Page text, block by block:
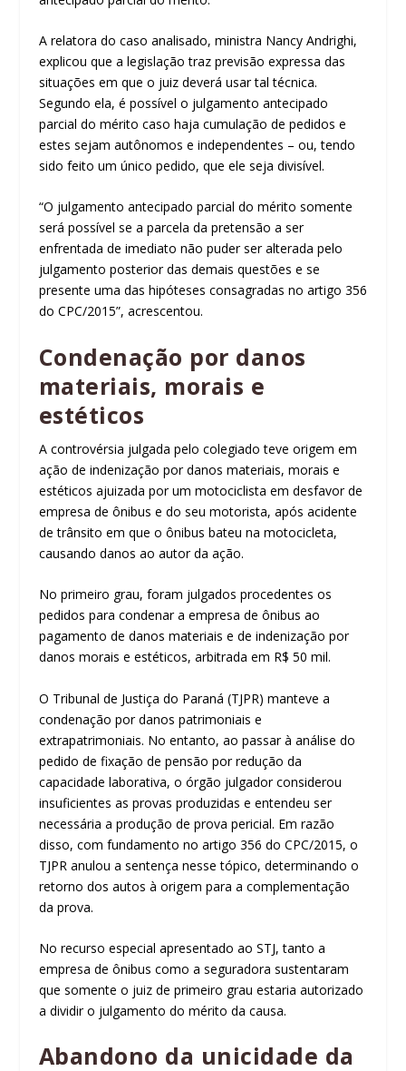
A relatora do caso analisado, ministra Nancy Andrighi,
explicou que a legislação traz previsão expressa das
situações em que o juiz deverá usar tal técnica.
Segundo ela, é possível o julgamento antecipado
parcial do mérito caso haja cumulação de pedidos e
estes sejam autônomos e independentes – ou, tendo
sido feito um único pedido, que ele seja divisível.
“O julgamento antecipado parcial do mérito somente
será possível se a parcela da pretensão a ser
enfrentada de imediato não puder ser alterada pelo
julgamento posterior das demais questões e se
presente uma das hipóteses consagradas no artigo 356
do CPC/2015”, acrescentou.
Condenação por danos
materiais, morais e
estéticos
A controvérsia julgada pelo colegiado teve origem em
ação de indenização por danos materiais, morais e
estéticos ajuizada por um motociclista em desfavor de
empresa de ônibus e do seu motorista, após acidente
de trânsito em que o ônibus bateu na motocicleta,
causando danos ao autor da ação.
No primeiro grau, foram julgados procedentes os
pedidos para condenar a empresa de ônibus ao
pagamento de danos materiais e de indenização por
danos morais e estéticos, arbitrada em R$ 50 mil.
O Tribunal de Justiça do Paraná (TJPR) manteve a
condenação por danos patrimoniais e
extrapatrimoniais. No entanto, ao passar à análise do
pedido de fixação de pensão por redução da
capacidade laborativa, o órgão julgador considerou
insuficientes as provas produzidas e entendeu ser
necessária a produção de prova pericial. Em razão
disso, com fundamento no artigo 356 do CPC/2015, o
TJPR anulou a sentença nesse tópico, determinando o
retorno dos autos à origem para a complementação
da prova.
No recurso especial apresentado ao STJ, tanto a
empresa de ônibus como a seguradora sustentaram
que somente o juiz de primeiro grau estaria autorizado
a dividir o julgamento do mérito da causa.
Abandono da unicidade da